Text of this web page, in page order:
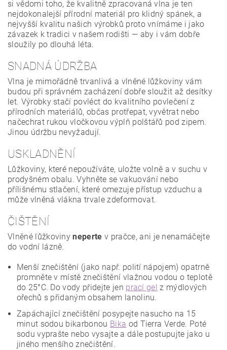
si vědomi toho, že kvalitně zpracovaná vlna je ten
nejdokonalejší přírodní materiál pro klidný spánek, a
nejvyšší kvalitu našich výrobků proto vnímáme i jako
závazek k tradici v našem rodišti — aby i vám dobře
sloužily po dlouhá léta.
SNADNÁ ÚDRŽBA
Vlna je mimořádně trvanlivá a vlněné lůžkoviny vám
budou při správném zacházení dobře sloužit až desítky
let. Výrobky stačí povléct do kvalitního povlečení z
přírodních materiálů, občas protřepat, vyvětrat nebo
načechrat rukou vločkovou výplň polštářů pod zipem.
Jinou údržbu nevyžadují.
USKLADNĚNÍ
Lůžkoviny, které nepoužíváte, uložte volně a v suchu v
prodyšném obalu. Vyhněte se vakuování nebo
přílišnému stlačení, které omezuje přístup vzduchu a
může vlněná vlákna trvale zdeformovat.
ČIŠTĚNÍ
Vlněné lůžkovinyneperte v pračce, ani je nenamáčejte
do vodní lázně.
Menší znečištění (jako např. polití nápojem) opatrně
promněte v místě znečištění vlažnou vodou o teplotě
do 25°C. Do vody přidejte jen prací gel z mýdlových
ořechů s přidaným obsahem lanolinu.
Zapáchající znečištění posypejte nasucho na 15
minut sodou bikarbonou Bika od Tierra Verde. Poté
sodu vyprašte nebo vysajte a dále postupujte jako u
jiného menšího znečištění.